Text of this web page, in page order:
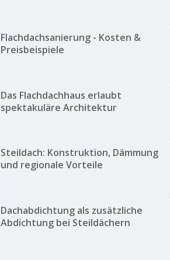
Flachdachsanierung - Kosten &
Preisbeispiele
Das Flachdachhaus erlaubt
spektakuläre Architektur
Steildach: Konstruktion, Dämmung
und regionale Vorteile
Dachabdichtung als zusätzliche
Abdichtung bei Steildächern